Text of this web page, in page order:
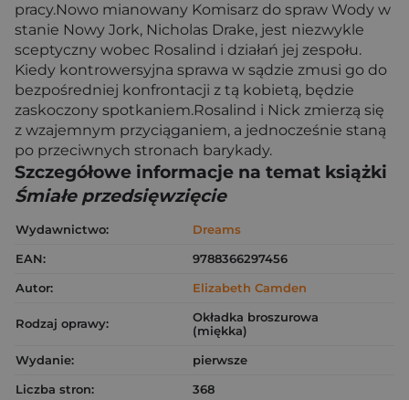
pracy.Nowo mianowany Komisarz do spraw Wody w
stanie Nowy Jork, Nicholas Drake, jest niezwykle
sceptyczny wobec Rosalind i działań jej zespołu.
Kiedy kontrowersyjna sprawa w sądzie zmusi go do
bezpośredniej konfrontacji z tą kobietą, będzie
zaskoczony spotkaniem.Rosalind i Nick zmierzą się
z wzajemnym przyciąganiem, a jednocześnie staną
po przeciwnych stronach barykady.
Szczegółowe informacje na temat książki
Śmiałe przedsięwzięcie
Wydawnictwo:
Dreams
EAN:
9788366297456
Autor:
Elizabeth Camden
Rodzaj oprawy:
Okładka broszurowa
(miękka)
Wydanie:
pierwsze
Liczba stron:
368